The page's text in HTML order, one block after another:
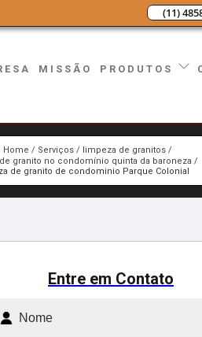
(11)
MISSÃO PRODUTOS
Home Serviços
limpeza de granitos
granito no condomínio quinta da baroneza
de granito de condominio Parque Colonial
Entre em Contato